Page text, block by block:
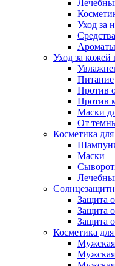
Уход за
Ароматы
Уход за кожей
Питание
Против
Против
Маски
От
Косметика
Маски
Защита
Защита
Защита
Косметика
Мужская
Мужская